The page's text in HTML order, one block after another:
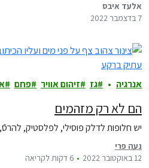
אלעד איבס
7 בדצמבר 2022
אנרגיה גז זיהום אוויר פחם
הם לא רק מזהמים￼
יש חלופות לדלק פוסילי, לפלסטיק,
נעה פרי
12 באוקטובר 2022
6 דקות לקריאה